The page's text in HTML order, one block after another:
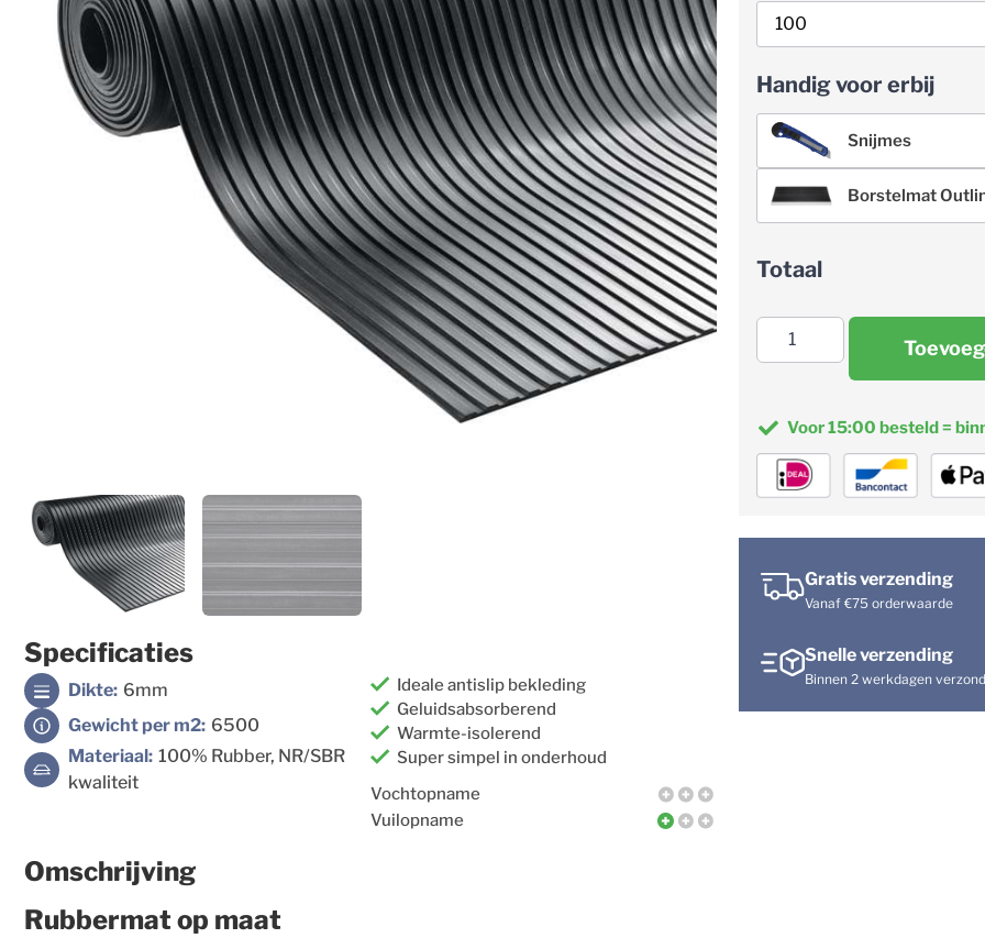
Specificaties
Dikte: 6mm
Gewicht per m2: 6500
Materiaal: 100% Rubber, NR/SBR
kwaliteit
Ideale antislip bekleding
Geluidsabsorberend
Warmte-isolerend
Super simpel in onderhoud
Vochtopname
Vuilopname
Omschrijving
Rubbermat op maat
Handig voor erbij
Snijmes
Borstelmat
Totaal
Voor 15:00 besteld =
Gratis verzending
Vanaf €75 orderwaarde
Snelle verzending
Binnen 2 werkdagen